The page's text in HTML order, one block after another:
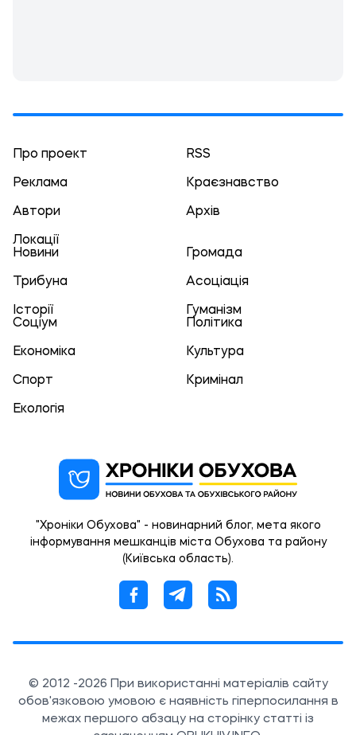
Про проект RSS
Реклама Краєзнавство
Автори Архів
Локації
Новини
Громада
Трибуна Асоціація
Історії
Гуманізм
Соціум
Політика
Економіка Культура
Спорт Кримінал
Екологія
"Хроніки Обухова" - новинарний блог, мета якого
інформування мешканців міста Обухова та району
(Київська область).
© 2012 -2026 При використанні матеріалів сайту
обов'язковою умовою є наявність гіперпосилання в
межах першого абзацу на сторінку статті із